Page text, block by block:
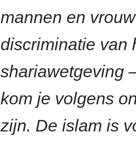
mannen en
discriminatie van
shariawetgeving
kom je volgens
zijn. De islam is